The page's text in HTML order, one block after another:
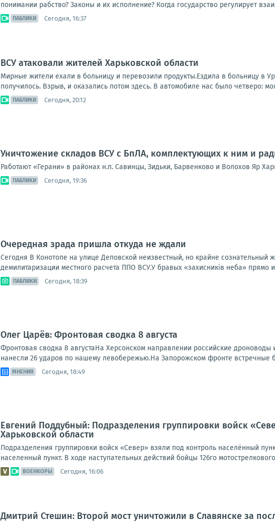
понимании рабство? Законы и их исполнение? Когда государство регулирует
ПАБЛИКИ Сегодня, 16:37
ВСУ атаковали жителей Харьковской области
Мирные жители ехали в больницу и перевозили продукты.Ездила в больницу в
получилось. Взрыв, и оказались потом здесь. В автомобиле нас было четверо:
ПАБЛИКИ Сегодня, 20:12
Уничтожение складов ВСУ с БпЛА, комплектующих к ним и
Работают «Герани» в районах н.п. Савинцы, Зидьки, Барвенково и Волохов Яр
ПАБЛИКИ Сегодня, 19:36
Очередная зрада пришла откуда не ждали
Сегодня В Конотопе на улице Деповской неизвестный, но крайне
демилитаризации местного расчета ППО ВСУ.У бравых «захисників неба» прямо
ПАБЛИКИ Сегодня, 18:39
Олег Царёв: Фронтовая сводка 8 августа
Фронтовая сводка 8 августаНа Херсонском направлении российские
нанесли 26 ударов по нашему левобережью.На Запорожском фронте встречные
МНЕНИЯ Сегодня, 18:49
Евгений Поддубный: Подразделения группировки войск
Харьковской области
Подразделения группировки войск «Север» взяли под контроль населённый
населенный пункт. В ходе наступательных действий бойцы 126го
ВОЕНКОРЫ Сегодня, 16:06
Дмитрий Стешин: Второй мост уничтожили в Славянске за